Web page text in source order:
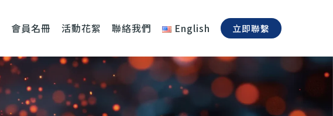
會員名冊 活動花絮 聯絡我們 English 立即聯繫